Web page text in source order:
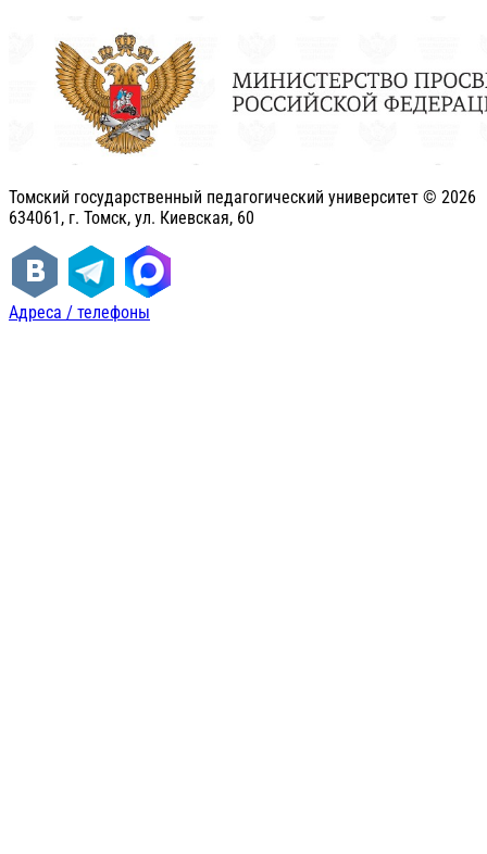
Томский государственный педагогический университет © 2026
634061, г. Томск, ул. Киевская, 60
Адреса / телефоны